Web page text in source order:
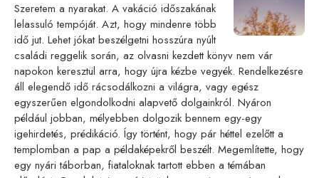
Szeretem a nyarakat. A vakáció időszakának
lelassuló tempóját. Azt, hogy mindenre több
idő jut. Lehet jókat beszélgetni hosszúra nyúlt
családi reggelik során, az olvasni kezdett könyv nem vár
napokon keresztül arra, hogy újra kézbe vegyék. Rendelkezésre
áll elegendő idő rácsodálkozni a világra, vagy egész
egyszerűen elgondolkodni alapvető dolgainkról. Nyáron
például jobban, mélyebben dolgozik bennem egy-egy
igehirdetés, prédikáció. Így történt, hogy pár héttel ezelőtt a
templomban a pap a példaképekről beszélt. Megemlítette, hogy
egy nyári táborban, fiataloknak tartott ebben a témában